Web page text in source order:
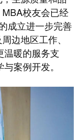
校友会已经
成立进一步完善
边地区工作、
温暖的服务支
案例开发。